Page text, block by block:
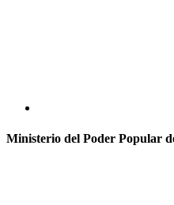
Ministerio del Poder Popular